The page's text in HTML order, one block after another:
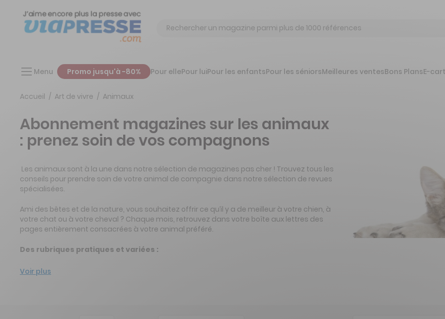
Chercher
Menu Promo jusqu'à -80% Pour ellePour luiPour les enfantsPour les séniorsMeilleures ventesBons PlansE-
Accueil Art de vivre Animaux
Abonnement magazines sur les animaux
: prenez soin de vos compagnons
Les animaux sont à la une dans notre sélection de magazines pas cher ! Trouvez tous les
conseils pour prendre soin de votre animal de compagnie dans notre sélection de revues
spécialisées.
Ami des bêtes et de la nature, vous souhaitez offrir ce qu’il y a de meilleur à votre chien, à
votre chat ou à votre cheval ? Chaque mois, retrouvez dans votre boîte aux lettres des
pages entièrement consacrées à votre animal préféré.
Des rubriques pratiques et variées :
Voir plus